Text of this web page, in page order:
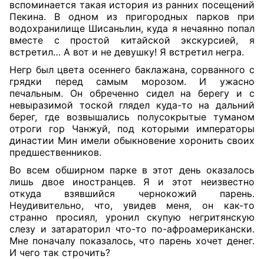
вспоминается такая история из ранних посещений
Пекина. В одном из пригородных парков при
водохранилище Шисаньлин, куда я нечаянно попал
вместе с простой китайской экскурсией, я
встретил… А вот и не девушку! Я встретил негра.
Негр был цвета осеннего баклажана, сорванного с
грядки перед самым морозом. И ужасно
печальным. Он обреченно сидел на берегу и с
невыразимой тоской глядел куда-то на дальний
берег, где возвышались полусокрытые туманом
отроги гор Чанжуй, под которыми императоры
династии Мин имели обыкновение хоронить своих
предшественников.
Во всем обширном парке в этот день оказалось
лишь двое иностранцев. Я и этот неизвестно
откуда взявшийся чернокожий парень.
Неудивительно, что, увидев меня, он как-то
странно просиял, уронил скупую негритянскую
слезу и затараторил что-то по-афроамерикански.
Мне поначалу показалось, что парень хочет денег.
И чего так строчить?